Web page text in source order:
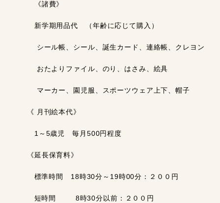
《諸費》
新学期用品代 （年齢に応じて購入）
シール帳、シール、誕生カード、連絡帳、クレヨン
おたよりファイル、のり、はさみ、絵具
マーカー、園児服、スポーツウェア上下、帽子
《 月刊絵本代》
1～5歳児 毎月500円程度
《延長保育料》
標準時間 18時30分～19時00分：２００円
短時間 8時30分以前：２００円